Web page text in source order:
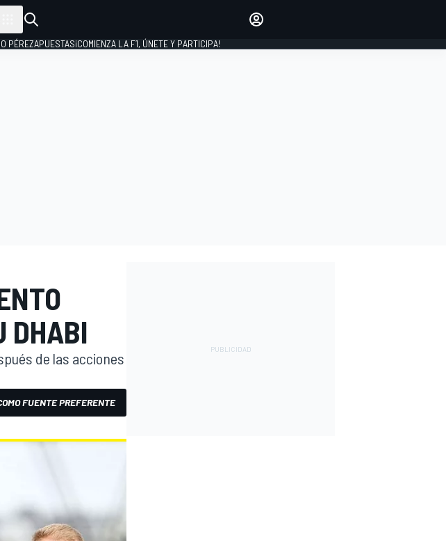
INICIAR SESIÓN
PÉREZAPUESTAS¡COMIENZA LA F1, ÚNETE Y PARTICIPA!
DHABI
de las acciones
FUENTE PREFERENTE